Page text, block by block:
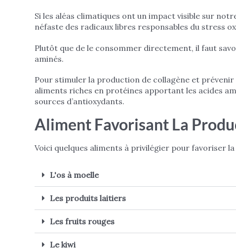
Si les aléas climatiques ont un impact visible sur
néfaste des radicaux libres responsables du stress
Plutôt que de le consommer directement, il faut
aminés.
Pour stimuler la production de collagène et
aliments riches en protéines apportant les acides
sources d’antioxydants.
Aliment Favorisant La
Voici quelques aliments à privilégier pour favoriser
L'os à moelle
Les produits laitiers
Les fruits rouges
Le kiwi